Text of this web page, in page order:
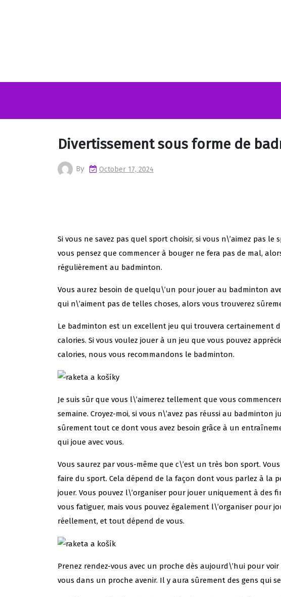
Divertissement sous forme de
By October 17, 2024
Si vous ne savez pas quel sport choisir, si vous n\’aimez pas le
vous pensez que commencer à bouger ne fera pas de mal,
régulièrement au badminton.
Vous aurez besoin de quelqu\’un pour jouer au badminton
qui n\’aiment pas de telles choses, alors vous trouverez
Le badminton est un excellent jeu qui trouvera certainement
calories. Si vous voulez jouer à un jeu que vous pouvez
calories, nous vous recommandons le badminton.
Je suis sûr que vous l\’aimerez tellement que vous
semaine. Croyez-moi, si vous n\’avez pas réussi au badminton
sûrement tout ce dont vous avez besoin grâce à un
qui joue avec vous.
Vous saurez par vous-même que c\’est un très bon sport.
faire du sport. Cela dépend de la façon dont vous parlez à la
jouer. Vous pouvez l\’organiser pour jouer uniquement à des
vous fatiguer, mais vous pouvez également l\’organiser pour
réellement, et tout dépend de vous.
Prenez rendez-vous avec un proche dès aujourd\’hui pour
vous dans un proche avenir. Il y aura sûrement des gens qui